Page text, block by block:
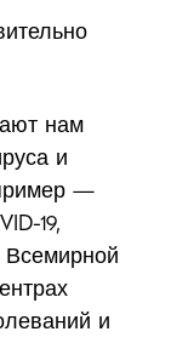
нам
и
—
19,
и